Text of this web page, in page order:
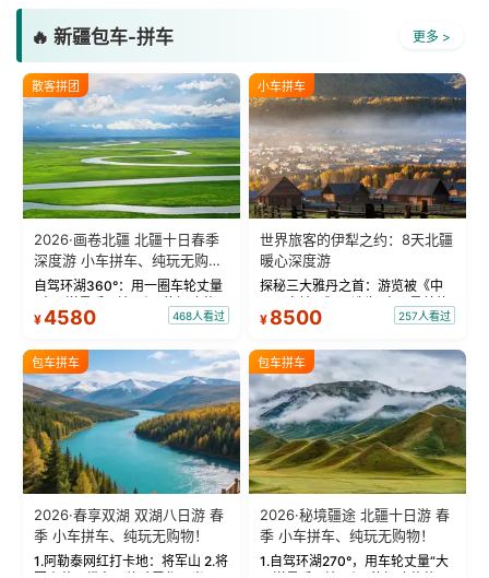
🔥 新疆包车-拼车 更多 >
散客拼团
2026·画卷北疆 北疆十日春季
深度游 小车拼车、纯玩无购
物！
自驾环湖360°：用一圈车轮丈量
“大西洋最后一滴眼泪”的极致蔚
蓝。 赛湖旅拍：甄选多款风格服
绝美瞬间。 赛湖坦克300跟车视
频：专业摄影师...
¥4580 468人看过
小车拼车
世界旅客的伊犁之约：8天北疆
暖心深度游
探秘三大雅丹之首：游览被《中
国国家地理》评选为“中国最美的
三大雅丹”第一名的克拉玛依魔鬼
瓦人最大村落——禾木村，欣赏
晨雾与小木...
¥ 8500 257人看过
包车拼车
2026·春享双湖 双湖八日游 春
季 小车拼车、纯玩无购物！
1.阿勒泰网红打卡地：将军山 2.将
包车拼车
2026·秘境疆途 北疆十日游 春
季 小车拼车、纯玩无购物！
1.自驾环湖270°，用车轮丈量“大